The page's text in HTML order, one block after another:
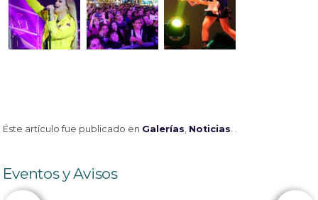
Éste artículo fue publicado en Galerías, Noticias. .
Eventos y Avisos